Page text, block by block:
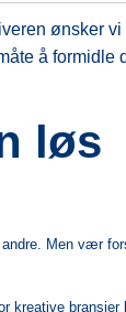
ønsker vi
å formidle
løs
andre. Men vær
kreative bransjer